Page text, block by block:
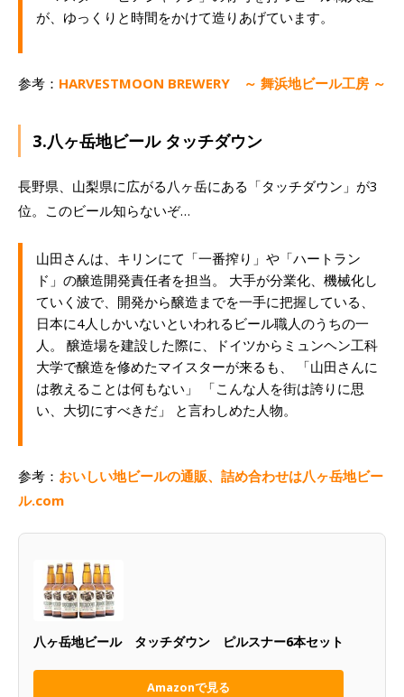
が、ゆっくりと時間をかけて造りあげています。
参考： HARVESTMOON BREWERY ～ 舞浜地ビール工房 ～
3.八ヶ岳地ビール タッチダウン
長野県、山梨県に広がる八ヶ岳にある「タッチダウン」が3
位。このビール知らないぞ…
山田さんは、キリンにて「一番搾り」や「ハートラン
ド」の醸造開発責任者を担当。 大手が分業化、機械化し
ていく波で、開発から醸造までを一手に把握している、
日本に4人しかいないといわれるビール職人のうちの一
人。 醸造場を建設した際に、ドイツからミュンヘン工科
大学で醸造を修めたマイスターが来るも、 「山田さんに
は教えることは何もない」 「こんな人を街は誇りに思
い、大切にすべきだ」 と言わしめた人物。
参考： おいしい地ビールの通販、詰め合わせは八ヶ岳地ビー
ル.com
八ヶ岳地ビール タッチダウン ピルスナー6本セット
Amazonで見る